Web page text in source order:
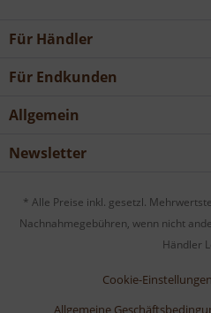
Für Händler
Für Endkunden
Allgemein
Newsletter
* Alle Preise inkl. gesetzl.
Nachnahmegebühren, wenn nicht
Händler
Cookie-Einstellungen
Allgemeine